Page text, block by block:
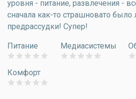
уровня - питание, развлечения -
сначала как-то страшновато было
предрассудки! Супер!
Питание Медиасистемы
Комфорт